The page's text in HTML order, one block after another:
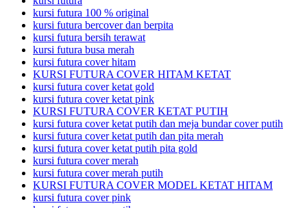
kursi futura 100 % original
kursi futura bercover dan berpita
kursi futura bersih terawat
kursi futura busa merah
kursi futura cover hitam
KURSI FUTURA COVER HITAM KETAT
kursi futura cover ketat gold
kursi futura cover ketat pink
KURSI FUTURA COVER KETAT PUTIH
kursi futura cover ketat putih dan meja bundar cover putih
kursi futura cover ketat putih dan pita merah
kursi futura cover ketat putih pita gold
kursi futura cover merah
kursi futura cover merah putih
KURSI FUTURA COVER MODEL KETAT HITAM
kursi futura cover pink